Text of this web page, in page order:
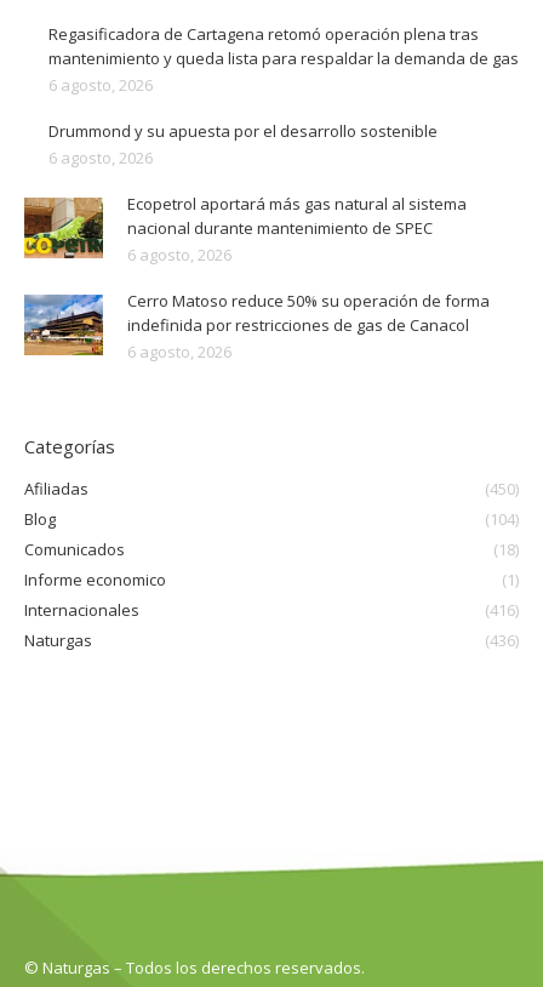
Regasificadora de Cartagena retomó operación plena tras
mantenimiento y queda lista para respaldar la demanda de gas
6 agosto, 2026
Drummond y su apuesta por el desarrollo sostenible
6 agosto, 2026
Ecopetrol aportará más gas natural al sistema
nacional durante mantenimiento de SPEC
6 agosto, 2026
Cerro Matoso reduce 50% su operación de forma
indefinida por restricciones de gas de Canacol
6 agosto, 2026
Categorías
Afiliadas
(450)
Blog
(104)
Comunicados
(18)
Informe economico
(1)
Internacionales
(416)
Naturgas
(436)
© Naturgas – Todos los derechos reservados.